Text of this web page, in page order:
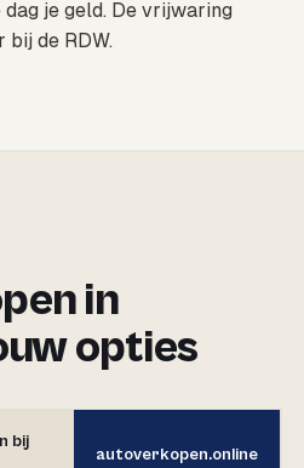
je geld. De vrijwaring
de RDW.
in
opties
bij
autoverkopen.online